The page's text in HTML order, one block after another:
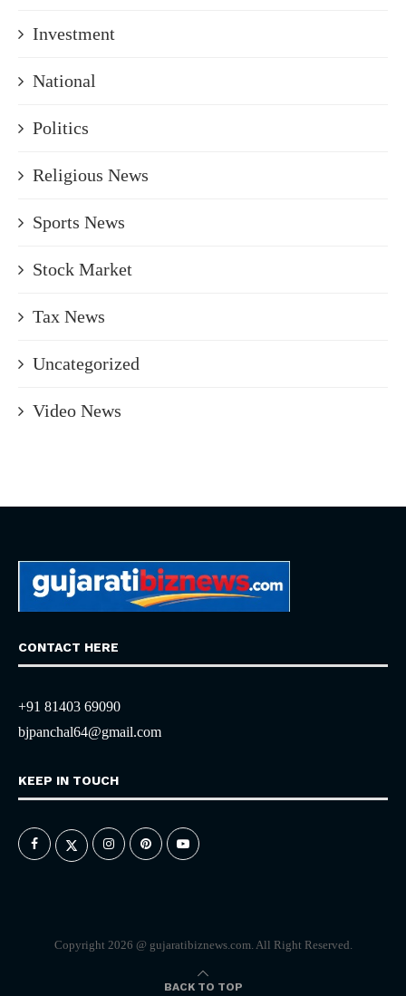
Investment
National
Politics
Religious News
Sports News
Stock Market
Tax News
Uncategorized
Video News
CONTACT HERE
+91 81403 69090
bjpanchal64@gmail.com
KEEP IN TOUCH
Copyright 2026 @ gujaratibiznews.com. All Right Reserved.
BACK TO TOP